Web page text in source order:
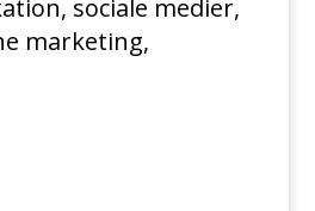
sociale medier,
marketing,